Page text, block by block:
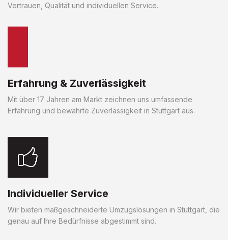
Vertrauen, Qualität und individuellen Service.
Erfahrung & Zuverlässigkeit
Mit über 17 Jahren am Markt zeichnen uns umfassende
Erfahrung und bewährte Zuverlässigkeit in Stuttgart aus.
Individueller Service
Wir bieten maßgeschneiderte Umzugslösungen in Stuttgart, die
genau auf Ihre Bedürfnisse abgestimmt sind.